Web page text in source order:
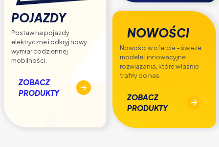
POJAZDY
Postaw na pojazdy
elektryczne i odkryj nowy
wymiar codziennej
mobilności.
ZOBACZ
PRODUKTY
NOWOŚCI
Nowości w ofercie – świeże
modele i innowacyjne
rozwiązania, które właśnie
trafiły do nas.
ZOBACZ
PRODUKTY